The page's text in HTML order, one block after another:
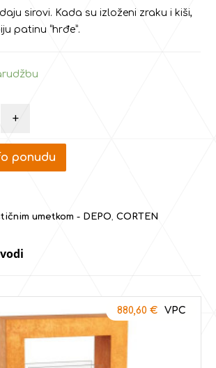
sirovi. Kada su izloženi zraku i kiši,
patinu “hrđe”.
+
ponudu
umetkom - DEPO ,CORTEN
880,60 €